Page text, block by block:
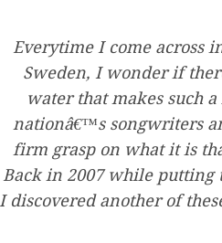
Everytime I come across
Sweden, I wonder if
water that makes such
nationâ€™s songwriters
firm grasp on what it is
Back in 2007 while putting
I discovered another of